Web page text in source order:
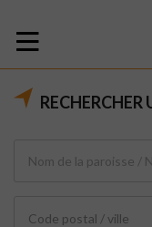
RECHERCHER
Code postal / ville